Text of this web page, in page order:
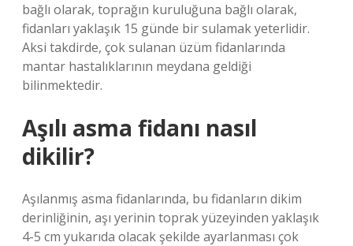
bağlı olarak, toprağın kuruluğuna bağlı olarak,
fidanları yaklaşık 15 günde bir sulamak yeterlidir.
Aksi takdirde, çok sulanan üzüm fidanlarında
mantar hastalıklarının meydana geldiği
bilinmektedir.
Aşılı asma fidanı nasıl
dikilir?
Aşılanmış asma fidanlarında, bu fidanların dikim
derinliğinin, aşı yerinin toprak yüzeyinden yaklaşık
4-5 cm yukarıda olacak şekilde ayarlanması çok